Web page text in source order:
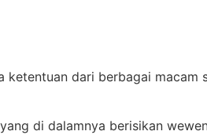
ketentuan dari berbagai
di dalamnya berisikan